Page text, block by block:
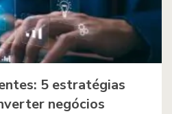
5 estratégias
negócios